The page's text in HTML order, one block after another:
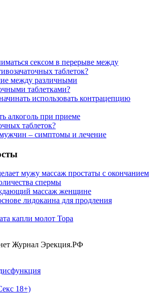
сексом в перерыве между
таблеток?
между различными
таблетками?
использовать контрацепцию
алкоголь при приеме
таблеток?
– симптомы и лечение
мужу массаж простаты с окончанием
спермы
массаж женщине
лидокаина для продления
капли молот Тора
Журнал Эрекция.РФ
18+)